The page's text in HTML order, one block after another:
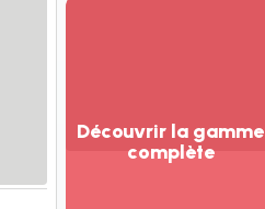
Découvrir la gamme
complète